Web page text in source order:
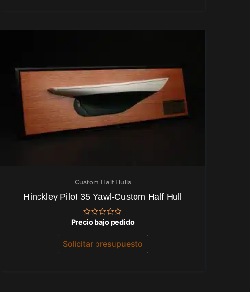
Custom Half Hulls
Hinckley Pilot 35 Yawl-Custom Half Hull
Valorado
con
0
de
5
Precio bajo pedido
Solicitar presupuesto